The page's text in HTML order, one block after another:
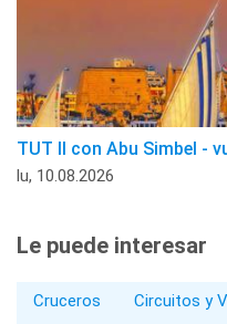
TUT II con Abu Simbel -
lu, 10.08.2026
Le puede interesar
Cruceros
Circuitos y